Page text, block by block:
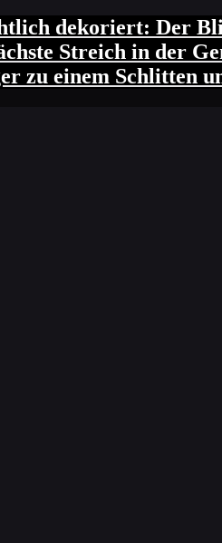
dekoriert: Der
Streich in der
zu einem Schlitten